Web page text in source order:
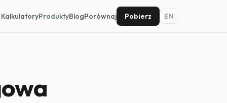
KalkulatoryProduktyBlogPorównaj Pobierz EN